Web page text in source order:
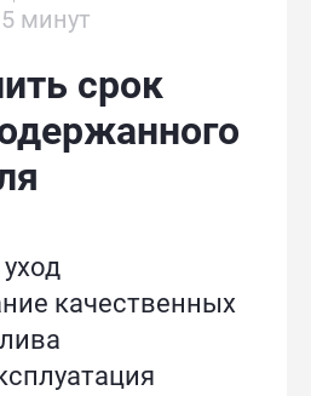
минут
срок
качественных